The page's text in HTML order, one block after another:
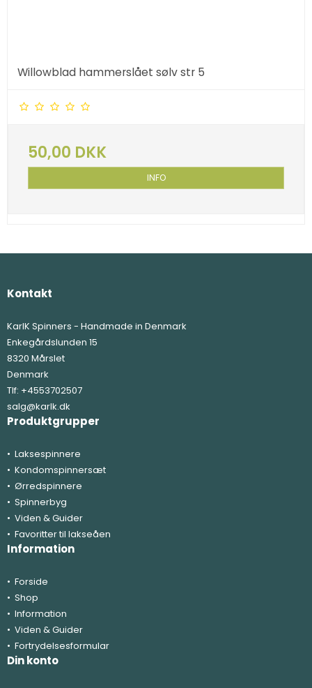
Willowblad hammerslået sølv str 5
50,00 DKK
INFO
Kontakt
KarlK Spinners - Handmade in Denmark
Enkegårdslunden 15
8320 Mårslet
Denmark
Tlf: +4553702507
salg@karlk.dk
Produktgrupper
Laksespinnere
Kondomspinnersæt
Ørredspinnere
Spinnerbyg
Viden & Guider
Favoritter til lakseåen
Information
Forside
Shop
Information
Viden & Guider
Fortrydelsesformular
Din konto